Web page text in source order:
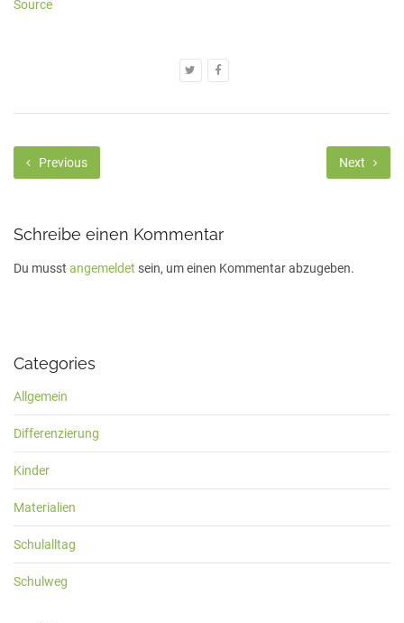
Source
Previous Next
Schreibe einen Kommentar
Du musst angemeldet sein, um einen Kommentar abzugeben.
Categories
Allgemein
Differenzierung
Kinder
Materialien
Schulalltag
Schulweg